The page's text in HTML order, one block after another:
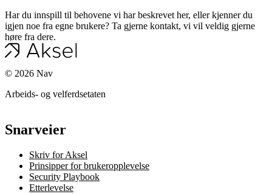
Har du innspill til behovene vi har beskrevet her, eller kjenner du
igjen noe fra egne brukere? Ta gjerne kontakt, vi vil veldig gjerne
høre fra dere.
© 2026 Nav
Arbeids- og velferdsetaten
Snarveier
Skriv for Aksel
Prinsipper for brukeropplevelse
Security Playbook
Etterlevelse